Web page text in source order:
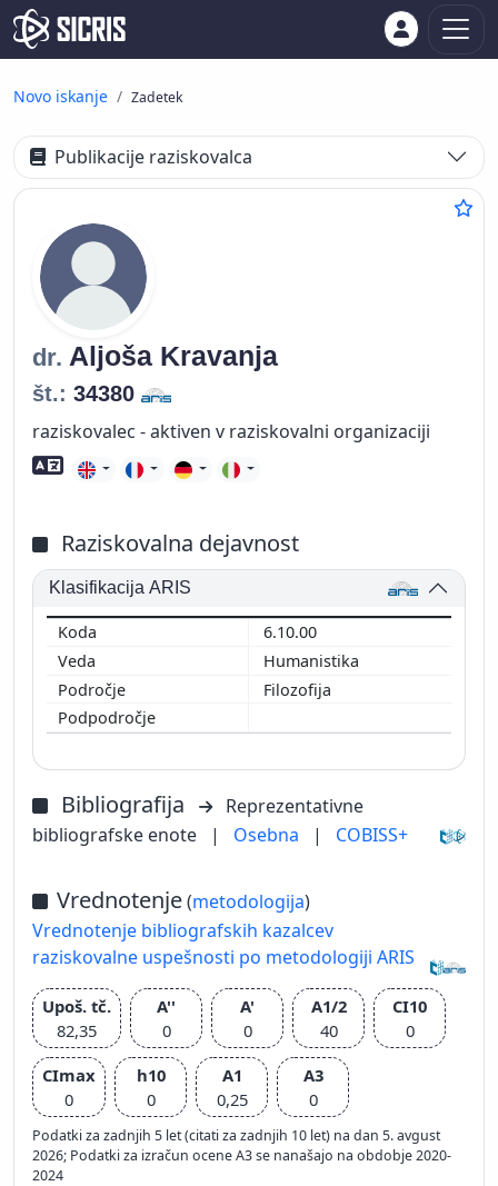
Novo iskanje Zadetek
Publikacije raziskovalca
dr. Aljoša Kravanja
št.: 34380
raziskovalec - aktiven v raziskovalni organizaciji
Znanje tujih jezikov
Raziskovalna dejavnost
Klasifikacija ARIS
6.10.00
Humanistika
Filozofija
Bibliografija
Reprezentativne
bibliografske enote
| Osebna | COBISS+
Vrednotenje(metodologija)
Vrednotenje bibliografskih kazalcev
raziskovalne uspešnosti po metodologiji ARIS
Upoš. tč.
82,35
A''
0
A'
0
A1/2
40
CI10
0
CImax
0
h10
0
A1
0,25
A3
0
Podatki za zadnjih 5 let (citati za zadnjih 10 let) na dan 5. avgust
2026; Podatki za izračun ocene A3 se nanašajo na obdobje 2020-
2024